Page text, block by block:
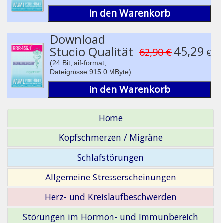
in den Warenkorb
Download
Studio Qualität
(24 Bit, aif-format,
Dateigrösse 915.0 MByte)
62,90 €45,29 €
in den Warenkorb
Home
Kopfschmerzen / Migräne
Schlafstörungen
Allgemeine Stresserscheinungen
Herz- und Kreislaufbeschwerden
Störungen im Hormon- und Immunbereich